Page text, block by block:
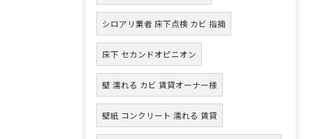
シロアリ業者 床下点検 カビ 指摘
床下 セカンドオピニオン
壁 濡れる カビ 賃貸オーナー様
壁紙 コンクリート 濡れる 賃貸